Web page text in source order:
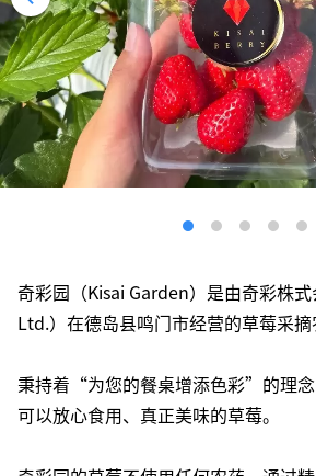
奇彩园（Kisai Garden）是由奇彩株
Ltd.）在德岛县鸣门市经营的草莓采摘
秉持着“为您的餐桌增添色彩”的理
可以放心食用、真正美味的草莓。